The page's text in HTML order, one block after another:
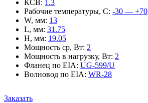
КСВ: 1.3
Рабочие температуры, С: -30 — +70
W, мм: 13
L, мм: 31.75
H, мм: 19.05
Мощность ср, Вт: 2
Мощность в нагрузку, Вт: 2
Фланец по EIA: UG-599/U
Волновод по EIA: WR-28
Заказать